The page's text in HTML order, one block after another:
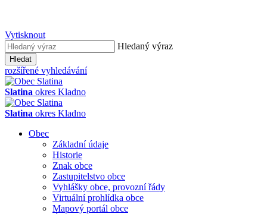
Vytisknout
Hledaný výraz
Hledat
rozšířené vyhledávání
Slatina okres Kladno
Slatina okres Kladno
Obec
Základní údaje
Historie
Znak obce
Zastupitelstvo obce
Vyhlášky obce, provozní řády
Virtuální prohlídka obce
Mapový portál obce